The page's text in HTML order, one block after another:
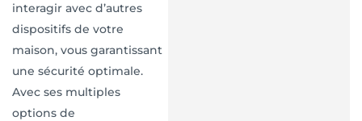
interagir avec d’autres
dispositifs de votre
maison, vous garantissant
une sécurité optimale.
Avec ses multiples
options de